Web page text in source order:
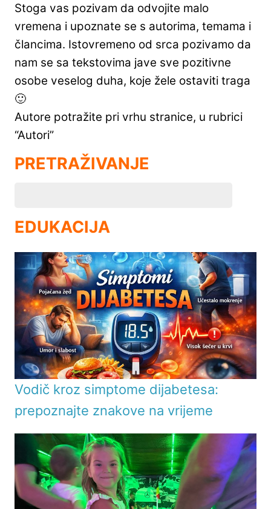
Stoga vas pozivam da odvojite malo
vremena i upoznate se s autorima, temama i
člancima. Istovremeno od srca pozivamo da
nam se sa tekstovima jave sve pozitivne
osobe veselog duha, koje žele ostaviti traga
🙂
Autore potražite pri vrhu stranice, u rubrici
“Autori”
PRETRAŽIVANJE
EDUKACIJA
Vodič kroz simptome dijabetesa:
prepoznajte znakove na vrijeme